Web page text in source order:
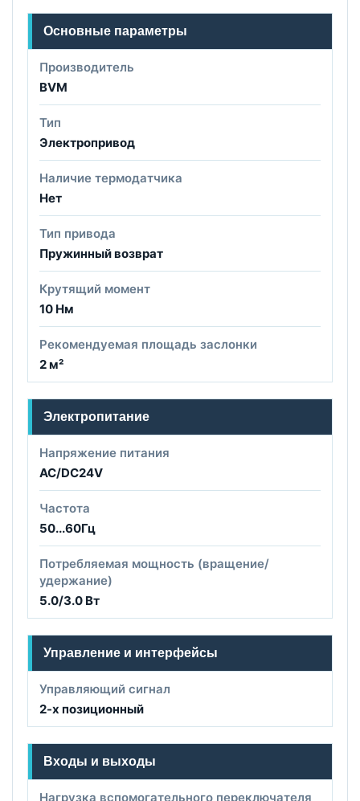
Основные параметры
Производитель
BVM
Тип
Электропривод
Наличие термодатчика
Нет
Тип привода
Пружинный возврат
Крутящий момент
10 Нм
Рекомендуемая площадь заслонки
2 м²
Электропитание
Напряжение питания
AC/DC24V
Частота
50...60Гц
Потребляемая мощность (вращение/
удержание)
5.0/3.0 Вт
Управление и интерфейсы
Управляющий сигнал
2-х позиционный
Входы и выходы
Нагрузка вспомогательного переключателя